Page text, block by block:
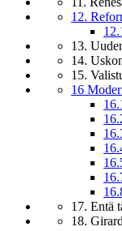
12.
13.
14.
15.
16
17. Entä
18.